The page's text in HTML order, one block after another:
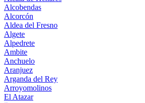
Alcobendas
Alcorcón
Aldea del Fresno
Algete
Alpedrete
Ambite
Anchuelo
Aranjuez
Arganda del Rey
Arroyomolinos
El Atazar